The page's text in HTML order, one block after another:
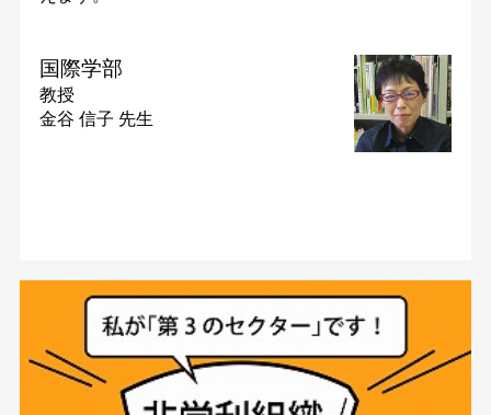
国際学部
教授
金谷 信子 先生